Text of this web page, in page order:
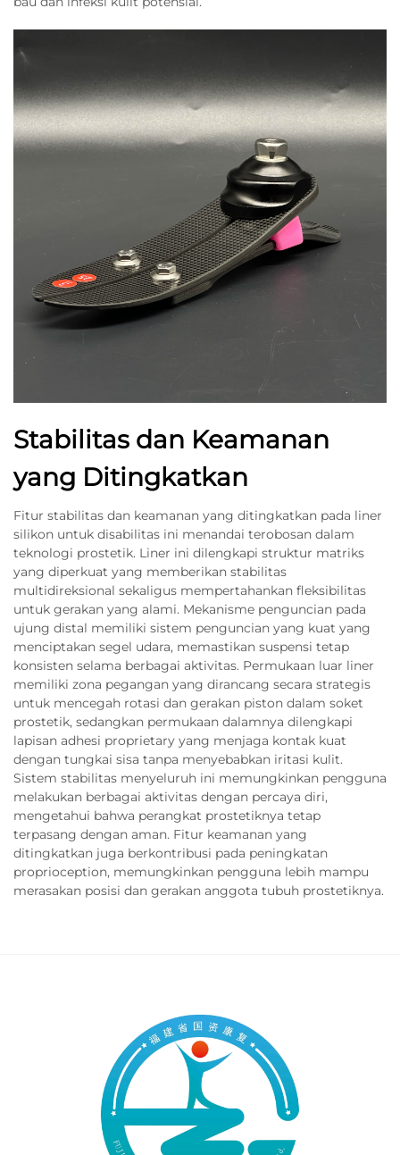
Stabilitas dan Keamanan
yang Ditingkatkan
Fitur stabilitas dan keamanan yang ditingkatkan pada liner
silikon untuk disabilitas ini menandai terobosan dalam
teknologi prostetik. Liner ini dilengkapi struktur matriks
yang diperkuat yang memberikan stabilitas
multidireksional sekaligus mempertahankan fleksibilitas
untuk gerakan yang alami. Mekanisme penguncian pada
ujung distal memiliki sistem penguncian yang kuat yang
menciptakan segel udara, memastikan suspensi tetap
konsisten selama berbagai aktivitas. Permukaan luar liner
memiliki zona pegangan yang dirancang secara strategis
untuk mencegah rotasi dan gerakan piston dalam soket
prostetik, sedangkan permukaan dalamnya dilengkapi
lapisan adhesi proprietary yang menjaga kontak kuat
dengan tungkai sisa tanpa menyebabkan iritasi kulit.
Sistem stabilitas menyeluruh ini memungkinkan pengguna
melakukan berbagai aktivitas dengan percaya diri,
mengetahui bahwa perangkat prostetiknya tetap
terpasang dengan aman. Fitur keamanan yang
ditingkatkan juga berkontribusi pada peningkatan
proprioception, memungkinkan pengguna lebih mampu
merasakan posisi dan gerakan anggota tubuh prostetiknya.